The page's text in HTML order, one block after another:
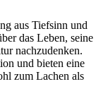
aus Tiefsinn und
das Leben, seine
nachzudenken.
und bieten eine
zum Lachen als